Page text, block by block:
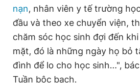
nạn, nhân viên y tế trường
đầu và theo xe chuyển viện,
chăm sóc học sinh đợi đến
mặt, đó là những ngày họ bỏ
đình để lo cho học sinh...",
Tuần bộc bạch.